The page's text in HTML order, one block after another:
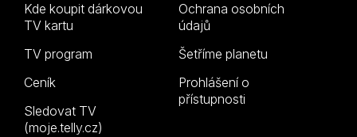
Kde koupit dárkovou
TV kartu
TV program
Ceník
Sledovat TV
(moje.telly.cz)
Ochrana osobních
údajů
Šetříme planetu
Prohlášení o
přístupnosti